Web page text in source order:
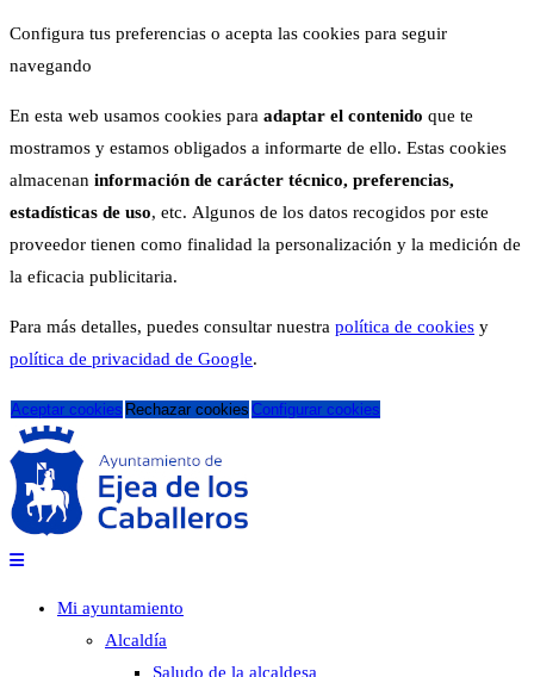
Configura tus preferencias o acepta las cookies para seguir
navegando
En esta web usamos cookies para adaptar el contenido que te
mostramos y estamos obligados a informarte de ello. Estas cookies
almacenan información de carácter técnico, preferencias,
estadísticas de uso, etc. Algunos de los datos recogidos por este
proveedor tienen como finalidad la personalización y la medición de
la eficacia publicitaria.
Para más detalles, puedes consultar nuestra política de cookies y
política de privacidad de Google.
Aceptar cookies Rechazar cookies Configurar cookies
Mi ayuntamiento
Alcaldía
Saludo de la alcaldesa